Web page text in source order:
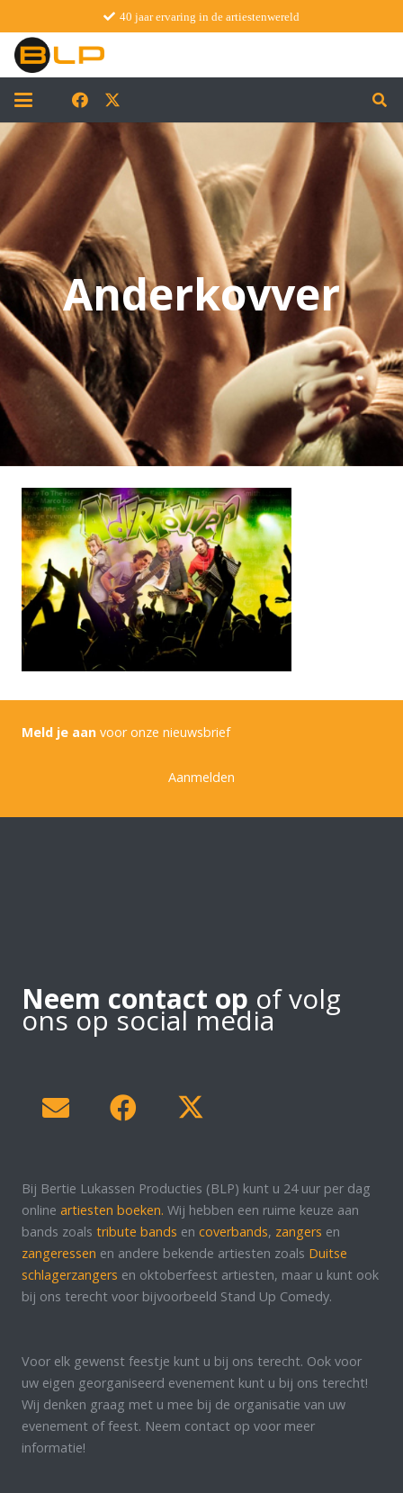
40 jaar ervaring in de artiestenwereld
Anderkovver
Meld je aan voor onze nieuwsbrief
Aanmelden
Neem contact op of volg
ons op social media
Bij Bertie Lukassen Producties (BLP) kunt u 24 uur per dag
online artiesten boeken. Wij hebben een ruime keuze aan
bands zoals tribute bands en coverbands, zangers en
zangeressen en andere bekende artiesten zoals Duitse
schlagerzangers en oktoberfeest artiesten, maar u kunt ook
bij ons terecht voor bijvoorbeeld Stand Up Comedy.
Voor elk gewenst feestje kunt u bij ons terecht. Ook voor
uw eigen georganiseerd evenement kunt u bij ons terecht!
Wij denken graag met u mee bij de organisatie van uw
evenement of feest. Neem contact op voor meer
informatie!